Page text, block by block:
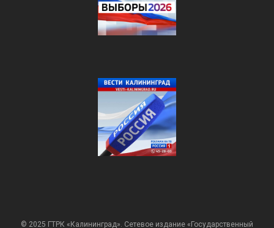
© 2025 ГТРК «Калининград». Сетевое издание «Государственный